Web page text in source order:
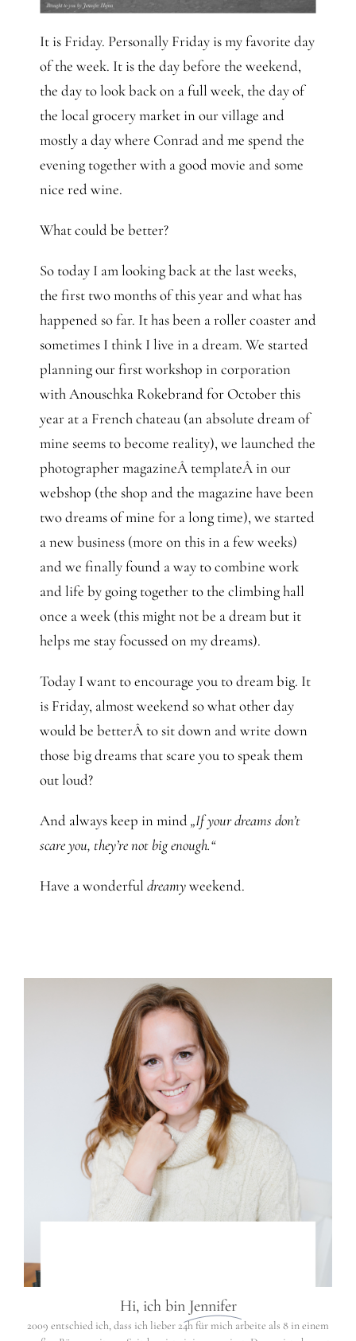
It is Friday. Personally Friday is my favorite day
of the week. It is the day before the weekend,
the day to look back on a full week, the day of
the local grocery market in our village and
mostly a day where Conrad and me spend the
evening together with a good movie and some
nice red wine.
What could be better?
So today I am looking back at the last weeks,
the first two months of this year and what has
happened so far. It has been a roller coaster and
sometimes I think I live in a dream. We started
planning our first workshop in corporation
with Anouschka Rokebrand for October this
year at a French chateau (an absolute dream of
mine seems to become reality), we launched the
photographer magazineÂ templateÂ in our
webshop (the shop and the magazine have been
two dreams of mine for a long time), we started
a new business (more on this in a few weeks)
and we finally found a way to combine work
and life by going together to the climbing hall
once a week (this might not be a dream but it
helps me stay focussed on my dreams).
Today I want to encourage you to dream big. It
is Friday, almost weekend so what other day
would be betterÂ to sit down and write down
those big dreams that scare you to speak them
out loud?
And always keep in mind„If your dreams don’t
scare you, they’re not big enough.“
Have a wonderful dreamyweekend.
Hi, ich bin Jennifer
2009 entschied ich, dass ich lieber 24h für mich arbeite als 8 in einem